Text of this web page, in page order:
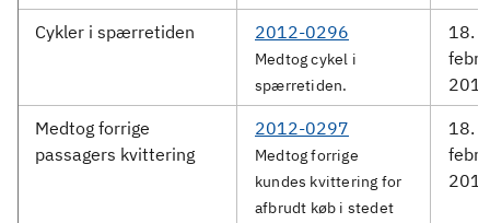
Cykler i spærretiden 2012-0296
Medtog cykel i
spærretiden.
18.
Medtog forrige
passagers kvittering
2012-0297
Medtog forrige
kundes kvittering for
afbrudt køb i stedet
18.